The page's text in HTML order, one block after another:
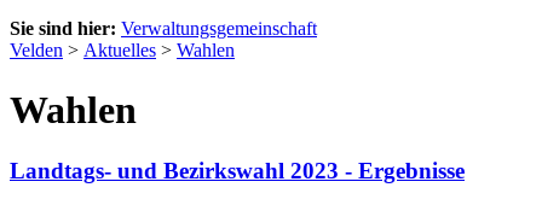
Sie sind hier: Verwaltungsgemeinschaft
Velden > Aktuelles > Wahlen
Wahlen
Landtags- und Bezirkswahl 2023 - Ergebnisse